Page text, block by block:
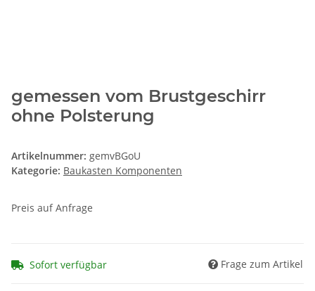
gemessen vom Brustgeschirr
ohne Polsterung
Artikelnummer: gemvBGoU
Kategorie: Baukasten Komponenten
Preis auf Anfrage
Sofort verfügbar Frage zum Artikel